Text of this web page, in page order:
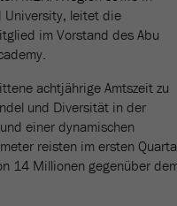
University, leitet die
im Vorstand des Abu
achtjährige Amtszeit zu
und Diversität in der
einer dynamischen
reisten im ersten
14 Millionen gegenüber